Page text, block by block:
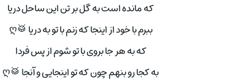
که مانده است به گل بر تن این ساحل دریا
ببرم با خود از اینجا که زنم با تو به دریا 🥁ღ
که به هر جا بروی با تو شوم از پس فردا
به کجا رو بنهم چون که تو اینجایی و آنجا 🥁ღ